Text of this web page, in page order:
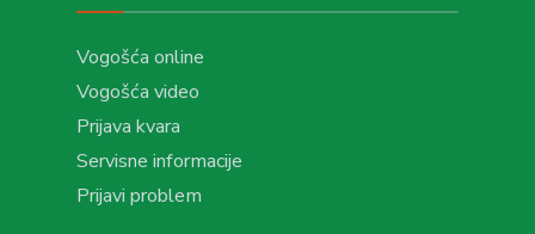
Vogošća online
Vogošća video
Prijava kvara
Servisne informacije
Prijavi problem